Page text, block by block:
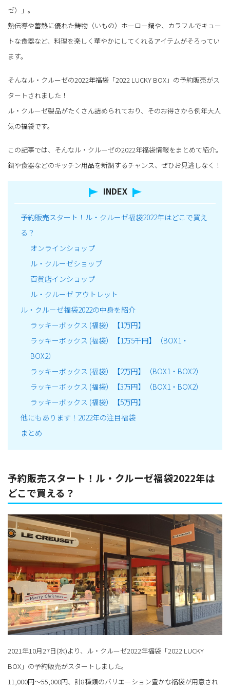
ゼ）」。
熱伝導や蓄熱に優れた鋳物（いもの）ホーロー鍋や、カラフルでキュー
トな食器など、料理を楽しく華やかにしてくれるアイテムがそろってい
ます。
そんなル・クルーゼの2022年福袋「2022 LUCKY BOX」の予約販売がス
タートされました！
ル・クルーゼ製品がたくさん詰められており、そのお得さから例年大人
気の福袋です。
この記事では、そんなル・クルーゼの2022年福袋情報をまとめて紹介。
鍋や食器などのキッチン用品を新調するチャンス、ぜひお見逃しなく！
INDEX
予約販売スタート！ル・クルーゼ福袋2022年はどこで買え
る？
オンラインショップ
ル・クルーゼショップ
百貨店インショップ
ル・クルーゼ アウトレット
ル・クルーゼ福袋2022の中身を紹介
ラッキーボックス (福袋）【1万円】
ラッキーボックス (福袋）【1万5千円】（BOX1・
BOX2）
ラッキーボックス (福袋）【2万円】（BOX1・BOX2）
ラッキーボックス (福袋）【3万円】（BOX1・BOX2）
ラッキーボックス (福袋）【5万円】
他にもあります！2022年の注目福袋
まとめ
予約販売スタート！ル・クルーゼ福袋2022年は
どこで買える？
2021年10月27日(水)より、ル・クルーゼ2022年福袋「2022 LUCKY
BOX」の予約販売がスタートしました。
11,000円～55,000円、計8種類のバリエーション豊かな福袋が用意され